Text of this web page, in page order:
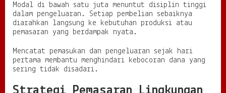
Modal di bawah satu juta menuntut disiplin tinggi
dalam pengeluaran. Setiap pembelian sebaiknya
diarahkan langsung ke kebutuhan produksi atau
pemasaran yang berdampak nyata.
Mencatat pemasukan dan pengeluaran sejak hari
pertama membantu menghindari kebocoran dana yang
sering tidak disadari.